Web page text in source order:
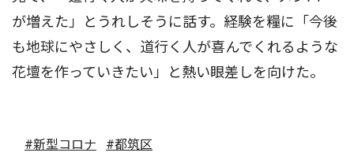
が増えた」とうれしそうに話す。経験を糧に「今後
も地球にやさしく、道行く人が喜んでくれるような
花壇を作っていきたい」と熱い眼差しを向けた。
#新型コロナ #都筑区